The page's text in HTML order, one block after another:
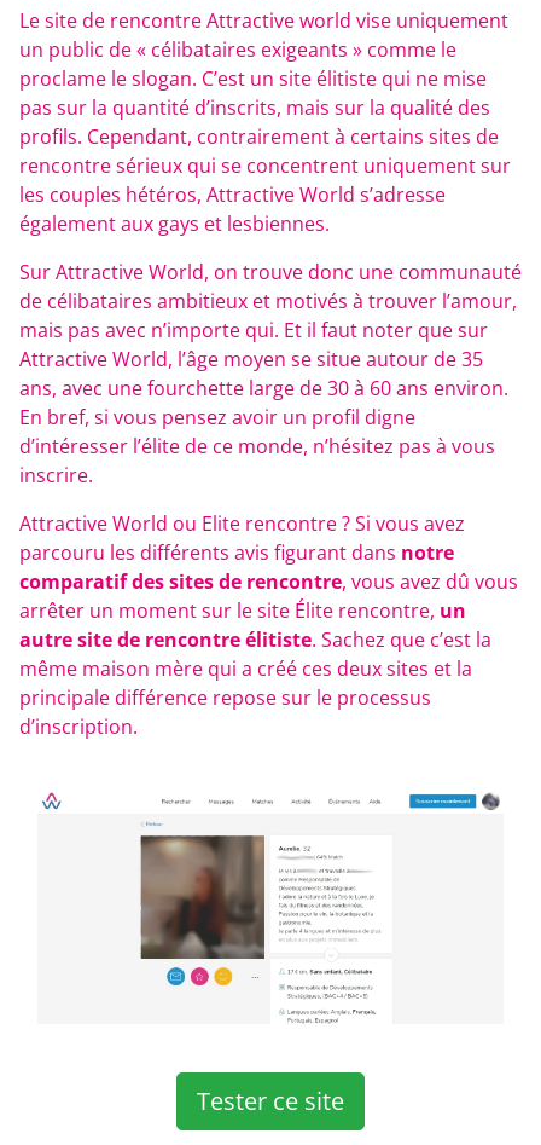
Le site de rencontre Attractive world vise uniquement
un public de « célibataires exigeants » comme le
proclame le slogan. C’est un site élitiste qui ne mise
pas sur la quantité d’inscrits, mais sur la qualité des
profils. Cependant, contrairement à certains sites de
rencontre sérieux qui se concentrent uniquement sur
les couples hétéros, Attractive World s’adresse
également aux gays et lesbiennes.
Sur Attractive World, on trouve donc une communauté
de célibataires ambitieux et motivés à trouver l’amour,
mais pas avec n’importe qui. Et il faut noter que sur
Attractive World, l’âge moyen se situe autour de 35
ans, avec une fourchette large de 30 à 60 ans environ.
En bref, si vous pensez avoir un profil digne
d’intéresser l’élite de ce monde, n’hésitez pas à vous
inscrire.
Attractive World ou Elite rencontre ? Si vous avez
parcouru les différents avis figurant dans notre
comparatif des sites de rencontre, vous avez dû vous
arrêter un moment sur le site Élite rencontre, un
autre site de rencontre élitiste. Sachez que c’est la
même maison mère qui a créé ces deux sites et la
principale différence repose sur le processus
d’inscription.
Tester ce site